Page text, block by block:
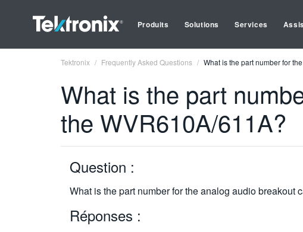
Produits Solutions Services
Tektronix Frequently Asked Questions What is the part number for
What is the part
the WVR610A/611A?
Question :
What is the part number for the analog audio breakout
Réponses :